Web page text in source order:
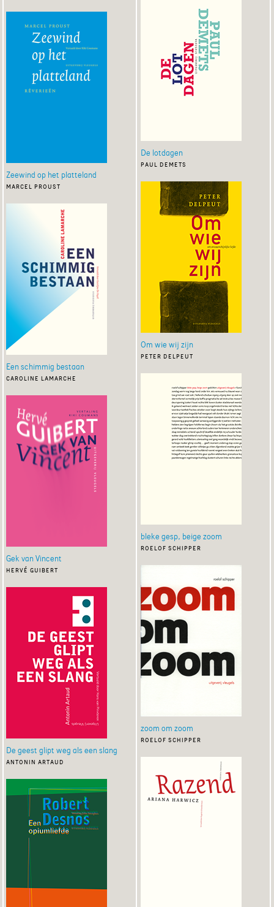
Zeewind op het platteland
marcel proust
Een schimmig bestaan
caroline lamarche
Gek van Vincent
hervé guibert
De geest glipt weg als een slang
antonin artaud
De lotdagen
paul demets
Om wie wij zijn
peter delpeut
bleke gesp, beige zoom
roelof schipper
zoom om zoom
roelof schipper